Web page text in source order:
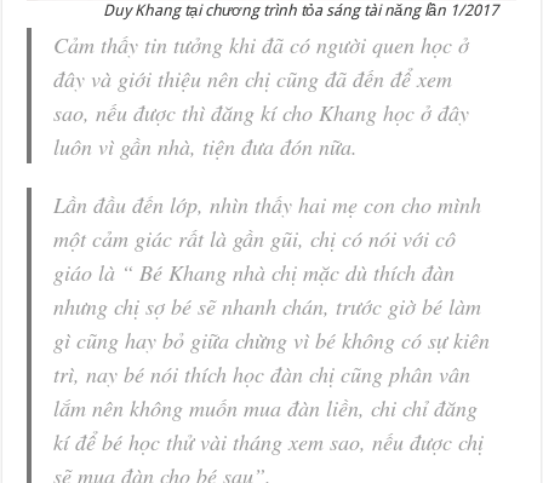
Duy Khang tại chương trình tỏa sáng tài năng lần 1/2017
Cảm thấy tin tưởng khi đã có người quen học ở
đây và giới thiệu nên chị cũng đã đến để xem
sao, nếu được thì đăng kí cho Khang học ở đây
luôn vì gần nhà, tiện đưa đón nữa.
Lần đầu đến lớp, nhìn thấy hai mẹ con cho mình
một cảm giác rất là gần gũi, chị có nói với cô
giáo là “ Bé Khang nhà chị mặc dù thích đàn
nhưng chị sợ bé sẽ nhanh chán, trước giờ bé làm
gì cũng hay bỏ giữa chừng vì bé không có sự kiên
trì, nay bé nói thích học đàn chị cũng phân vân
lắm nên không muốn mua đàn liền, chi chỉ đăng
kí để bé học thử vài tháng xem sao, nếu được chị
sẽ mua đàn cho bé sau”.